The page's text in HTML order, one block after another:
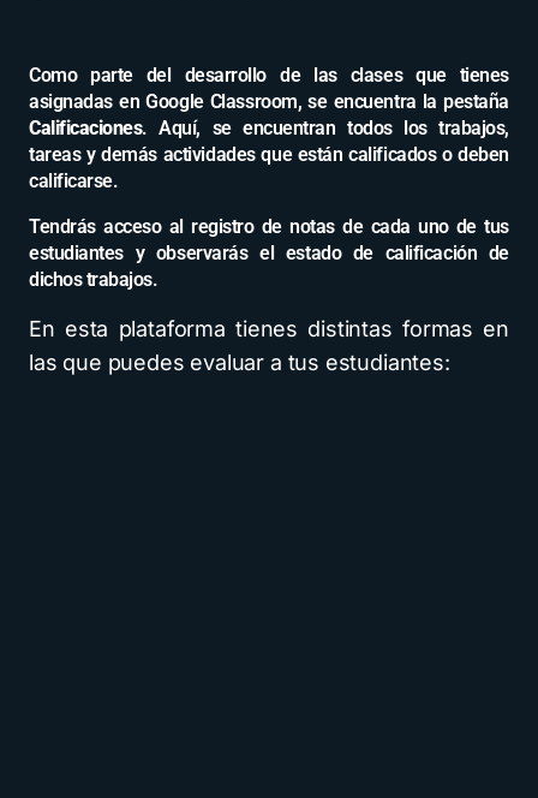
Como parte del desarrollo de las clases que tienes
asignadas en Google Classroom, se encuentra la pestaña
Calificaciones. Aquí, se encuentran todos los trabajos,
tareas y demás actividades que están calificados o deben
calificarse.
Tendrás acceso al registro de notas de cada uno de tus
estudiantes y observarás el estado de calificación de
dichos trabajos.
En esta plataforma tienes distintas formas en
las que puedes evaluar a tus estudiantes: